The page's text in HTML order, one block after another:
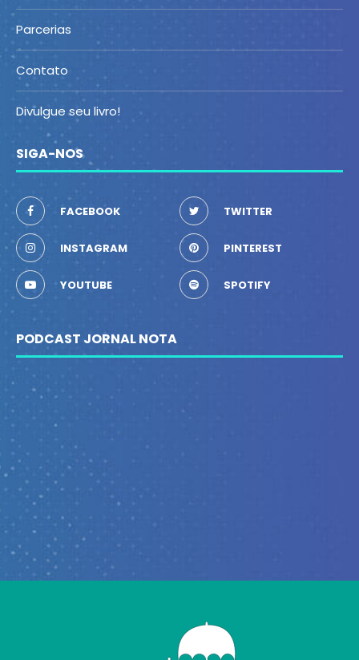
Parcerias
Contato
Divulgue seu livro!
SIGA-NOS
FACEBOOK TWITTER
INSTAGRAM PINTEREST
YOUTUBE SPOTIFY
PODCAST JORNAL NOTA